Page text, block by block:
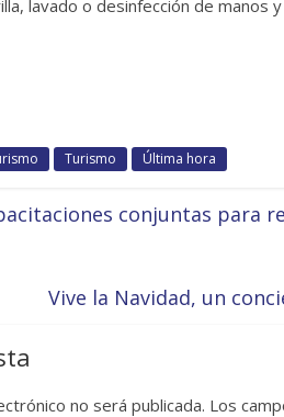
lavado o desinfección de manos
Turismo Última hora
conjuntas para
Vive la Navidad, un
no será publicada. Los